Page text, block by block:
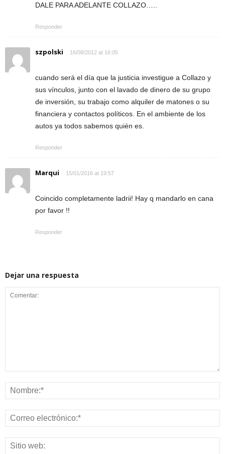
DALE PARA ADELANTE COLLAZO…..
Responder
szpolski 16/08/2012 at 16:05
cuando será el día que la justicia investigue a Collazo y
sus vínculos, junto con el lavado de dinero de su grupo
de inversión, su trabajo como alquiler de matones o su
financiera y contactos políticos. En el ambiente de los
autos ya todos sabemos quién es.
Responder
Marqui 15/01/2016 at 19:57
Coincido completamente ladrii! Hay q mandarlo en cana
por favor !!
Responder
Dejar una respuesta